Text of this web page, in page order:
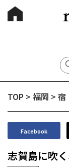
TOP > 福岡 > 宿
Facebook
志賀島に吹